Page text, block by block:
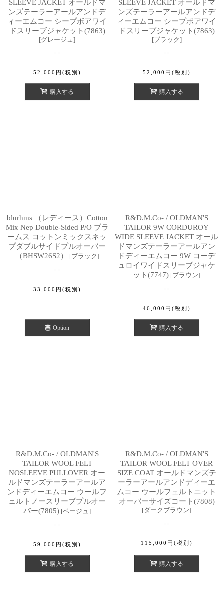
SLEEVE JACKET オールドマ
ンズテーラーアールアンドデ
ィーエムコー シープボアワイ
ドスリーブジャケット(7863)
[グレージュ]
52,000 円 (税別)
購入する
SLEEVE JACKET オールドマ
ンズテーラーアールアンドデ
ィーエムコー シープボアワイ
ドスリーブジャケット(7863)
[ブラック]
52,000 円 (税別)
購入する
blurhms （レディース）Cotton
Mix Nep Double-Sided P/O ブラ
ームス コットンミックスネッ
プダブルサイドプルオーバー
（BHSW26S2）
[ブラック]
33,000 円 (税別)
Option
R&D.M.Co- / OLDMAN'S
TAILOR 9W CORDUROY
WIDE SLEEVE JACKET オール
ドマンズテーラーアールアン
ドディーエムコー 9W コーデ
ュロイワイドスリーブジャケ
ット(7747) [ブラウン]
46,000 円 (税別)
購入する
R&D.M.Co- / OLDMAN'S
TAILOR WOOL FELT
NOSLEEVE PULLOVER オー
ルドマンズテーラーアールア
ンドディーエムコー ウールフ
ェルトノースリーブプルオー
バー(7805) [ベージュ]
59,000 円 (税別)
購入する
R&D.M.Co- / OLDMAN'S
TAILOR WOOL FELT OVER
SIZE COAT オールドマンズテ
ーラーアールアンドディーエ
ムコー ウールフェルトニット
オーバーサイズコート(7808)
[ダークブラウン]
115,000 円 (税別)
購入する